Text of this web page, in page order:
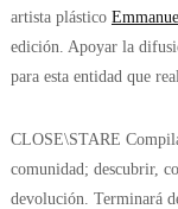
artista plástico
edición. Apoyar la
para esta entidad que
CLOSE\STARE
comunidad; descubrir,
devolución. Terminará